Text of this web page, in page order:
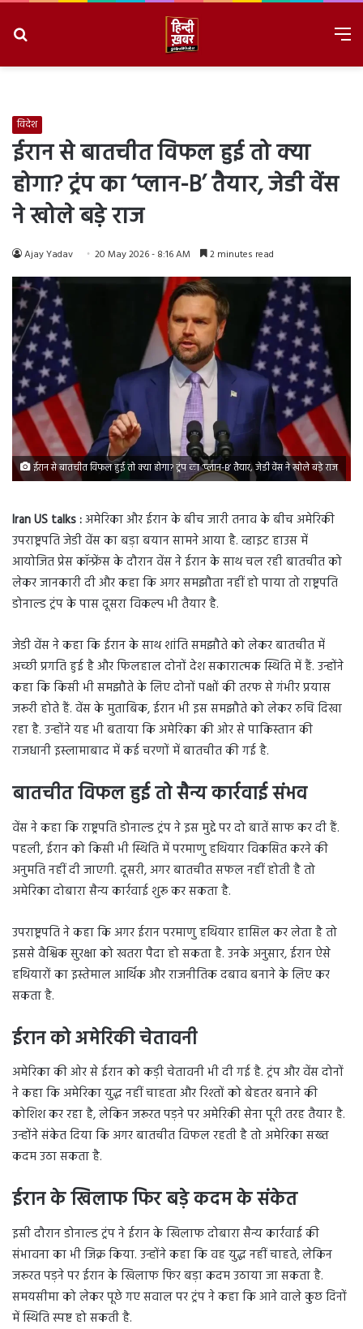
विदेश
ईरान से बातचीत विफल हुई तो क्या
होगा? ट्रंप का ‘प्लान-B’ तैयार, जेडी वेंस
ने खोले बड़े राज
Ajay Yadav 20 May 2026 - 8:16 AM 2 minutes read
ईरान से बातचीत विफल हुई तो क्या होगा? ट्रंप का ‘प्लान-B’ तैयार, जेडी वेंस ने खोले बड़े राज
Iran US talks :अमेरिका और ईरान के बीच जारी तनाव के बीच अमेरिकी
उपराष्ट्रपति जेडी वेंस का बड़ा बयान सामने आया है. व्हाइट हाउस में
आयोजित प्रेस कॉन्फ्रेंस के दौरान वेंस ने ईरान के साथ चल रही बातचीत को
लेकर जानकारी दी और कहा कि अगर समझौता नहीं हो पाया तो राष्ट्रपति
डोनाल्ड ट्रंप के पास दूसरा विकल्प भी तैयार है.
जेडी वेंस ने कहा कि ईरान के साथ शांति समझौते को लेकर बातचीत में
अच्छी प्रगति हुई है और फिलहाल दोनों देश सकारात्मक स्थिति में हैं. उन्होंने
कहा कि किसी भी समझौते के लिए दोनों पक्षों की तरफ से गंभीर प्रयास
जरूरी होते हैं. वेंस के मुताबिक, ईरान भी इस समझौते को लेकर रुचि दिखा
रहा है. उन्होंने यह भी बताया कि अमेरिका की ओर से पाकिस्तान की
राजधानी इस्लामाबाद में कई चरणों में बातचीत की गई है.
बातचीत विफल हुई तो सैन्य कार्रवाई संभव
वेंस ने कहा कि राष्ट्रपति डोनाल्ड ट्रंप ने इस मुद्दे पर दो बातें साफ कर दी हैं.
पहली, ईरान को किसी भी स्थिति में परमाणु हथियार विकसित करने की
अनुमति नहीं दी जाएगी. दूसरी, अगर बातचीत सफल नहीं होती है तो
अमेरिका दोबारा सैन्य कार्रवाई शुरू कर सकता है.
उपराष्ट्रपति ने कहा कि अगर ईरान परमाणु हथियार हासिल कर लेता है तो
इससे वैश्विक सुरक्षा को खतरा पैदा हो सकता है. उनके अनुसार, ईरान ऐसे
हथियारों का इस्तेमाल आर्थिक और राजनीतिक दबाव बनाने के लिए कर
सकता है.
ईरान को अमेरिकी चेतावनी
अमेरिका की ओर से ईरान को कड़ी चेतावनी भी दी गई है. ट्रंप और वेंस दोनों
ने कहा कि अमेरिका युद्ध नहीं चाहता और रिश्तों को बेहतर बनाने की
कोशिश कर रहा है, लेकिन जरूरत पड़ने पर अमेरिकी सेना पूरी तरह तैयार है.
उन्होंने संकेत दिया कि अगर बातचीत विफल रहती है तो अमेरिका सख्त
कदम उठा सकता है.
ईरान के खिलाफ फिर बड़े कदम के संकेत
इसी दौरान डोनाल्ड ट्रंप ने ईरान के खिलाफ दोबारा सैन्य कार्रवाई की
संभावना का भी जिक्र किया. उन्होंने कहा कि वह युद्ध नहीं चाहते, लेकिन
जरूरत पड़ने पर ईरान के खिलाफ फिर बड़ा कदम उठाया जा सकता है.
समयसीमा को लेकर पूछे गए सवाल पर ट्रंप ने कहा कि आने वाले कुछ दिनों
में स्थिति स्पष्ट हो सकती है.